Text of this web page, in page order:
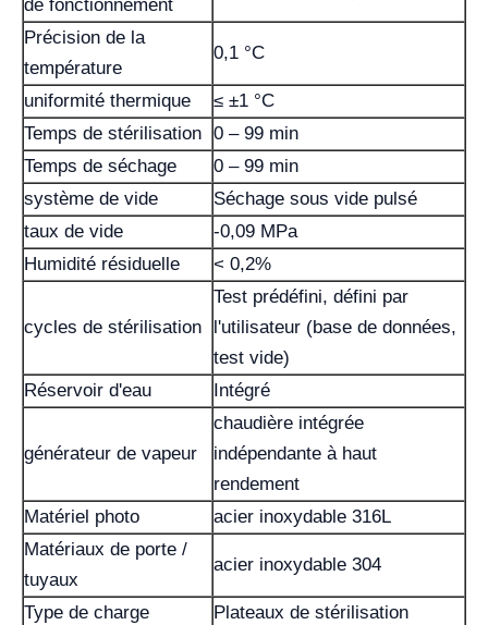
de fonctionnement
Précision de la
température
0,1 °C
uniformité thermique
≤ ±1 °C
Temps de stérilisation 0 – 99 min
Temps de séchage
0 – 99 min
système de vide
Séchage sous vide pulsé
taux de vide
-0,09 MPa
Humidité résiduelle
< 0,2%
cycles de stérilisation
Test prédéfini, défini par
l'utilisateur (base de données,
test vide)
Réservoir d'eau
Intégré
générateur de vapeur
chaudière intégrée
indépendante à haut
rendement
Matériel photo
acier inoxydable 316L
Matériaux de porte /
tuyaux
acier inoxydable 304
Type de charge
Plateaux de stérilisation